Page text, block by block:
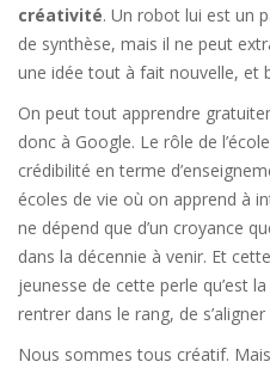
créativité. Un robot lui est un
de synthèse, mais il ne peut
une idée tout à fait nouvelle, et
On peut tout apprendre
donc à Google. Le rôle de
crédibilité en terme
écoles de vie où on apprend à
ne dépend que d’un croyance
dans la décennie à venir. Et
jeunesse de cette perle qu’est
rentrer dans le rang, de
Nous sommes tous créatif.